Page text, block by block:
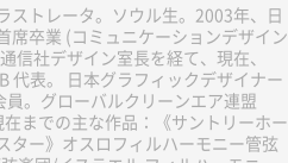
ストレータ。ソウル生。2003年、日
席卒業 (コミュニケーションデザイン
信社デザイン室長を経て、現在、
代表。 日本グラフィックデザイナー
員。グローバルクリーンエア連盟
在までの主な作品：《サントリーホー
ター》オスロフィルハーモニー管弦